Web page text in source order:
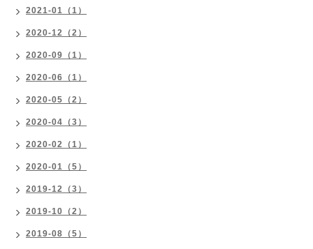
2021-01（1）
2020-12（2）
2020-09（1）
2020-06（1）
2020-05（2）
2020-04（3）
2020-02（1）
2020-01（5）
2019-12（3）
2019-10（2）
2019-08（5）